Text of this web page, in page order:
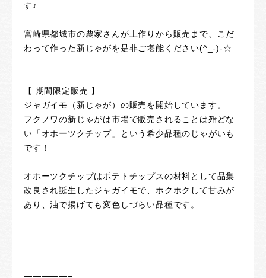
す♪
宮崎県都城市の農家さんが土作りから販売まで、こだ
わって作った新じゃがを是非ご堪能ください(^_-)-☆
【 期間限定販売 】
ジャガイモ（新じゃが）の販売を開始しています。
フクノワの新じゃがは市場で販売されることは殆どな
い「オホーツクチップ」という希少品種のじゃがいも
です！
オホーツクチップはポテトチップスの材料として品集
改良され誕生したジャガイモで、ホクホクして甘みが
あり、油で揚げても変色しづらい品種です。
—————–